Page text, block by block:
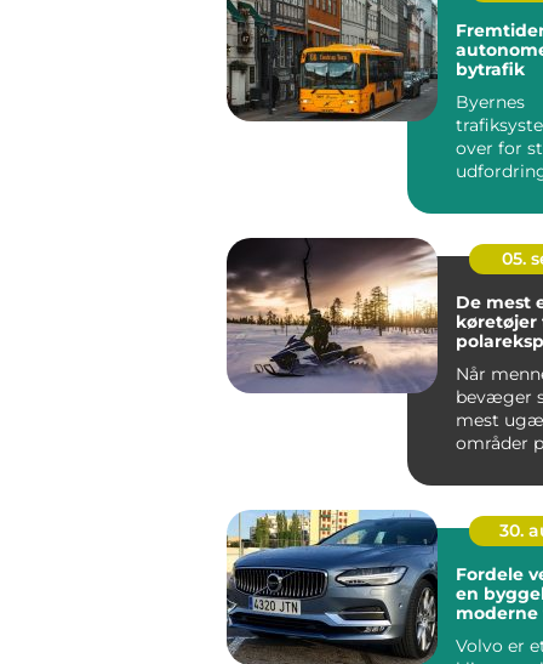
bytrafik
Byernes
over for
trængs...
05.
De mest
køretøjer
Når
bevæger
mest
områder
30.
Fordele
en
Volvo er